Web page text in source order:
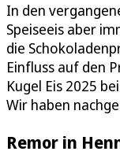
In den
Speiseeis aber
die
Einfluss auf den
Kugel Eis 2025
Wir haben
Remor in